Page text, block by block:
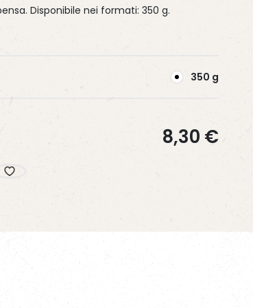
Disponibile nei formati: 350 g.
350 g
8,30 €